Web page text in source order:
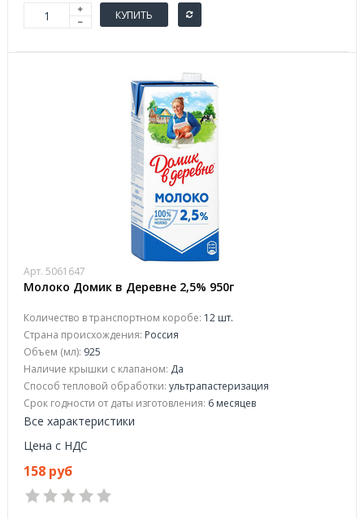
КУПИТЬ
Арт. 5061647
Молоко Домик в Деревне 2,5% 950г
Количество в транспортном коробе: 12 шт.
Страна происхождения: Россия
Объем (мл): 925
Наличие крышки с клапаном: Да
Способ тепловой обработки: ультрапастеризация
Срок годности от даты изготовления: 6 месяцев
Все характеристики
Цена с НДС
158 руб